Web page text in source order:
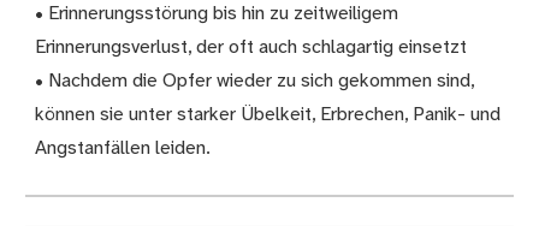
• Erinnerungsstörung bis hin zu zeitweiligem
Erinnerungsverlust, der oft auch schlagartig einsetzt
• Nachdem die Opfer wieder zu sich gekommen sind,
können sie unter starker Übelkeit, Erbrechen, Panik- und
Angstanfällen leiden.